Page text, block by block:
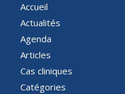
Accueil
Actualités
Agenda
Articles
Cas cliniques
Catégories